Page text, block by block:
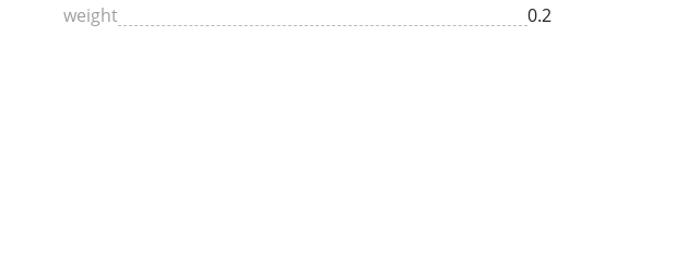
weight
0.2